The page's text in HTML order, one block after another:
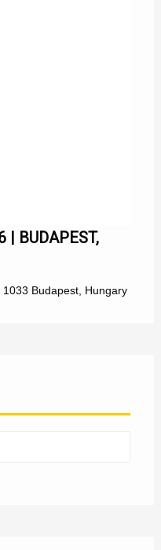
| BUDAPEST,
Budapest, Hungary